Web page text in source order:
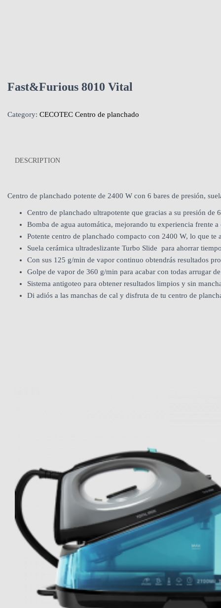
Fast&Furious 8010 Vital
Category: CECOTEC Centro de planchado
DESCRIPTION
Centro de planchado potente de 2400 W con 6 bares de presión,
Centro de planchado ultrapotente que gracias a su presión de
Bomba de agua automática, mejorando tu experiencia frente
Potente centro de planchado compacto con 2400 W, lo que
Suela cerámica ultradeslizante Turbo Slide para ahorrar
Con sus 125 g/min de vapor continuo obtendrás resultados
Golpe de vapor de 360 g/min para acabar con todas arrugar
Sistema antigoteo para obtener resultados limpios y sin
Di adiós a las manchas de cal y disfruta de tu centro de